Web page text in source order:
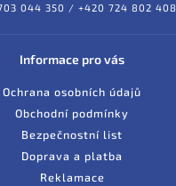
044 350 / +420 724 802 408
Informace pro vás
Ochrana osobních údajů
Obchodní podmínky
Bezpečnostní list
Doprava a platba
Reklamace